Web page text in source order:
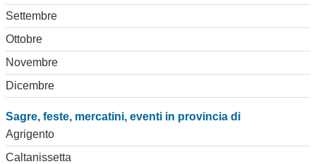
Settembre
Ottobre
Novembre
Dicembre
Sagre, feste, mercatini, eventi in provincia di
Agrigento
Caltanissetta